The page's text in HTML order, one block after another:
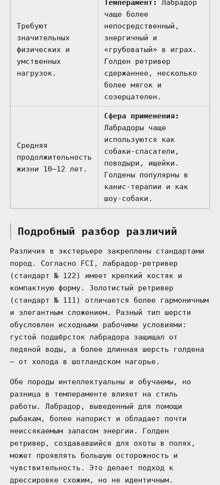
Требуют
значительных
физических и
умственных
нагрузок.
Темперамент:
Лабрадор
чаще более
непосредственный,
энергичный и
«грубоватый» в играх.
Голден ретривер
сдержаннее, несколько
более мягок и
созерцателен.
Средняя
продолжительность
жизни 10–12 лет.
Сфера применения:
Лабрадоры чаще
используются как
собаки-спасатели,
поводыри, ищейки.
Голдены популярны в
канис-терапии и как
шоу-собаки.
Подробный разбор различий
Различия в экстерьере закреплены стандартами
пород. Согласно FCI, лабрадор-ретривер
(стандарт № 122) имеет крепкий костяк и
компактную форму. Золотистый ретривер
(стандарт № 111) отличается более гармоничным
и элегантным сложением. Разный тип шерсти
обусловлен исходными рабочими условиями:
густой подшёрсток лабрадора защищал от
ледяной воды, а более длинная шерсть голдена
— от холода в шотландском нагорье.
Обе породы интеллектуальны и обучаемы, но
разница в темпераменте влияет на стиль
работы. Лабрадор, выведенный для помощи
рыбакам, более напорист и обладает почти
неиссякаемым запасом энергии. Голден
ретривер, создававшийся для охоты в полях,
может проявлять большую осторожность и
чувствительность. Это делает подход к
дрессировке схожим, но не идентичным.